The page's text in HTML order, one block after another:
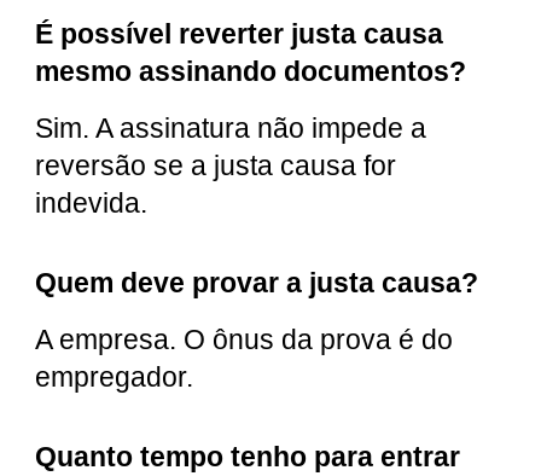
É possível reverter justa causa
mesmo assinando documentos?
Sim. A assinatura não impede a
reversão se a justa causa for
indevida.
Quem deve provar a justa causa?
A empresa. O ônus da prova é do
empregador.
Quanto tempo tenho para entrar